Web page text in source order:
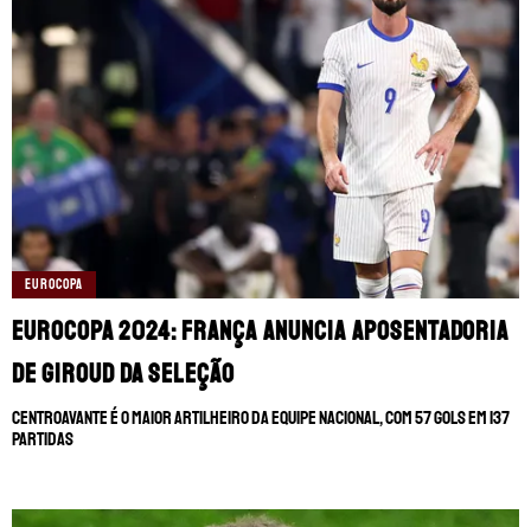
EUROCOPA
Eurocopa 2024: França anuncia aposentadoria
de Giroud da seleção
Centroavante é o maior artilheiro da equipe nacional, com 57 gols em 137
partidas